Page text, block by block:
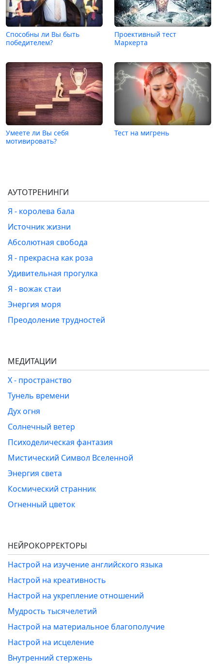
Способны ли Вы быть
победителем?
Проективный тест
Маркерта
Умеете ли Вы себя
мотивировать?
Тест на мигрень
АУТОТРЕНИНГИ
Я - королева бала
Источник жизни
Абсолютная свобода
Я - прекрасна как роза
Удивительная прогулка
Я - вожак стаи
Энергия моря
Преодоление трудностей
МЕДИТАЦИИ
Х - пространство
Тунель времени
Дух огня
Солнечный ветер
Психоделическая фантазия
Мистический Символ Вселенной
Энергия света
Космический странник
Огненный цветок
НЕЙРОКОРРЕКТОРЫ
Настрой на изучение английского языка
Настрой на креативность
Настрой на укрепление отношений
Мудрость тысячелетий
Настрой на материальное благополучие
Настрой на исцеление
Внутренний стержень